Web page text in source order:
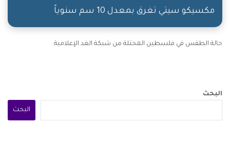
مكسيكو سيتي تغرق بمعدل 10 سم سنوياً
حالة الطقس في فلسطين المحتلة من شبكة الغد الإعلامية
البحث
البحث